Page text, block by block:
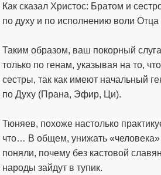
Как сказал Христос: Братом и
по духу и по исполнению воли Отца
Таким образом, ваш покорный
только по генам, указывая на то,
сестры, так как имеют начальный
по Духу (Прана, Эфир, Ци).
Тюняев, похоже настолько
что… В общем, унижать
поняли, почему без кастовой
народы зайдут в тупик.